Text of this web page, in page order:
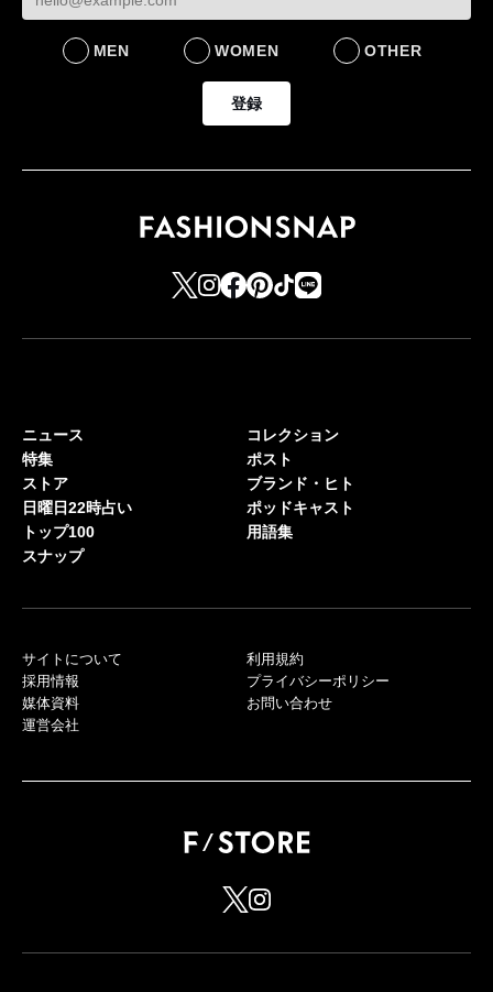
MEN WOMEN OTHER
登録
ニュース
特集
ストア
日曜日22時占い
トップ100
スナップ
コレクション
ポスト
ブランド・ヒト
ポッドキャスト
用語集
サイトについて
採用情報
媒体資料
運営会社
利用規約
プライバシーポリシー
お問い合わせ